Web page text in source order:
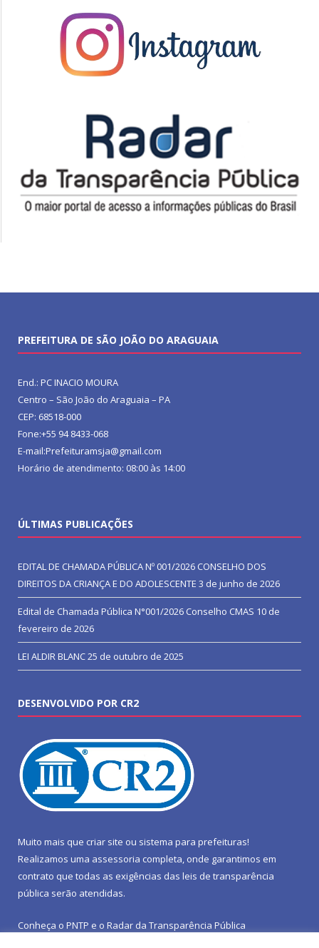
PREFEITURA DE SÃO JOÃO DO ARAGUAIA
End.: PC INACIO MOURA
Centro – São João do Araguaia – PA
CEP: 68518-000
Fone:+55 94 8433-068
E-mail:Prefeituramsja@gmail.com
Horário de atendimento: 08:00 às 14:00
ÚLTIMAS PUBLICAÇÕES
EDITAL DE CHAMADA PÚBLICA Nº 001/2026 CONSELHO DOS
DIREITOS DA CRIANÇA E DO ADOLESCENTE 3 de junho de 2026
Edital de Chamada Pública N°001/2026 Conselho CMAS 10 de
fevereiro de 2026
LEI ALDIR BLANC25 de outubro de 2025
DESENVOLVIDO POR CR2
Muito mais que criar site ou sistema para prefeituras!
Realizamos uma assessoria completa, onde garantimos em
contrato que todas as exigências das leis de transparência
pública serão atendidas.
Conheça o PNTP e o Radar da Transparência Pública